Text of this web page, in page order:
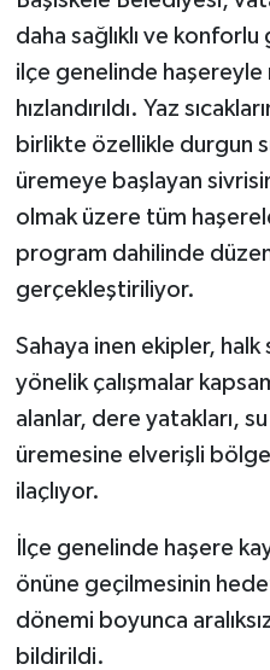
daha sağlıklı ve
ilçe genelinde haşereyle
hızlandırıldı. Yaz
birlikte özellikle durgun
üremeye başlayan
olmak üzere tüm
program dahilinde
gerçekleştiriliyor.
Sahaya inen ekipler, halk
yönelik çalışmalar
alanlar, dere yatakları,
üremesine elverişli
ilaçlıyor.
İlçe genelinde haşere
önüne geçilmesinin
dönemi boyunca
bildirildi.